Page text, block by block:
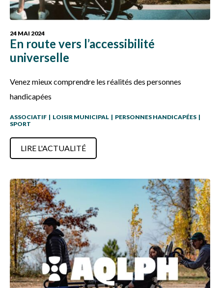
24 MAI 2024
En route vers l’accessibilité
universelle
Venez mieux comprendre les réalités des personnes
handicapées
ASSOCIATIF | LOISIR MUNICIPAL | PERSONNES HANDICAPÉES |
SPORT
LIRE L'ACTUALITÉ